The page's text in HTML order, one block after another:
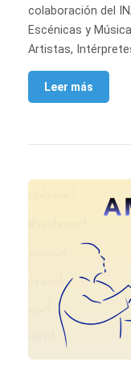
colaboración del
Escénicas y
Artistas,
Leer más